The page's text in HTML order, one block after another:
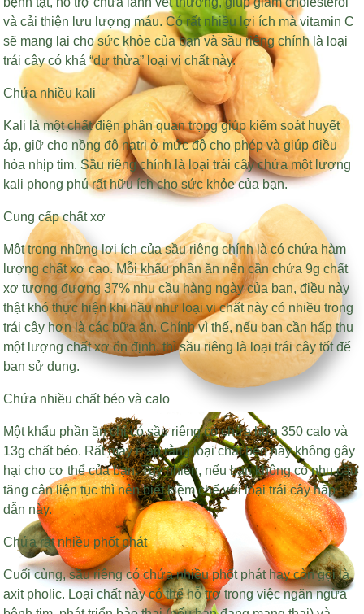
và cải thiện lưu lượng máu. Có rất nhiều lợi ích mà vitamin C
sẽ mang lại cho sức khỏe của bạn và sầu riêng chính là loại
trái cây có khá “dư thừa” loại vi chất này.
Chứa nhiều kali
Kali là một chất điện phân quan trọng giúp kiểm soát huyết
áp, giữ cho nồng độ natri ở mức độ cho phép và giúp điều
hòa nhịp tim. Sầu riêng chính là loại trái cây chứa một lượng
kali phong phú rất hữu ích cho sức khỏe của bạn.
Cung cấp chất xơ
Một trong những lợi ích của sầu riêng chính là có chứa hàm
lượng chất xơ cao. Mỗi khẩu phần ăn nên cần chứa 9g chất
xơ tương đương 37% nhu cầu hàng ngày của bạn, điều này
thật khó thực hiện khi hầu như loại vi chất này có nhiều trong
trái cây hơn là các bữa ăn. Chính vì thế, nếu bạn cần hấp thụ
một lượng chất xơ ổn định, thì sầu riêng là loại trái cây tốt để
bạn sử dụng.
Chứa nhiều chất béo và calo
Một khẩu phần ăn chỉ có sầu riêng có chứa hơn 350 calo và
13g chất béo. Rất may mắn rằng loại chất béo này không gây
hại cho cơ thể của bạn. Tuy nhiên, nếu bạn không có nhu cầu
tăng cân liên tục thì nên biết kiềm chế với loại trái cây hấp
dẫn này.
Chứa rất nhiều phốt phát
Cuối cùng, sầu riêng có chứa nhiều phốt phát hay còn gọi là
axit pholic. Loại chất này có thể hỗ trợ trong việc ngăn ngừa